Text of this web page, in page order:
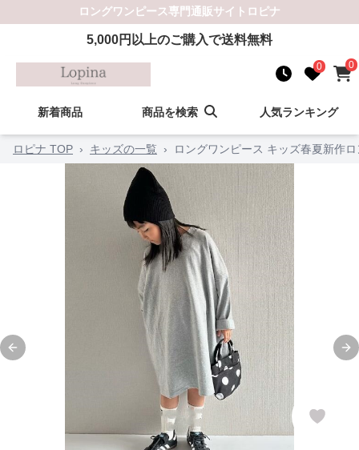
ロングワンピース専門通販サイト ロピナ
5,000円以上のご購入で送料無料
0 0
新着商品 商品を検索 人気ランキング
ロピナ TOP › キッズの一覧 › ロングワンピース キッズ春夏新作
Previous slide